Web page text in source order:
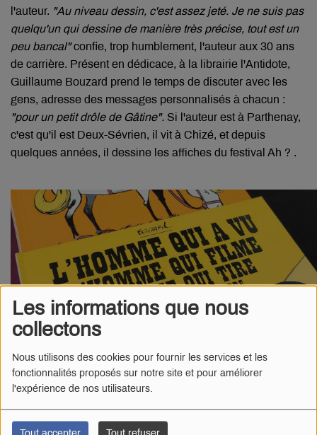
Les informations que nous
collectons
Nous utilisons des cookies pour fournir les services et les
fonctionnalités proposés sur notre site et pour améliorer
l'expérience de nos utilisateurs.
l'auteur. "Au niveau dessin, c'est assez jeté. Je ne suis pas
quelqu'un qui dessine de manière très précise, tout est un
peu bancal"confie, trop humblement, l'auteur aux 30 ans
de carrière. Présent en dédicace, à la librairie l'Antidote,
Guillaume Bouzard prend le temps de discuter avec les
gens, adresse des messages personnalisés à chacun :
"pour un petit drôle de Gâtine". Si l'auteur est à Parthenay,
c'est qu'il est Deux-Sévrien, il vit à Chizé, et depuis
quelques années, il dessine les affiches du festival Ah ? .